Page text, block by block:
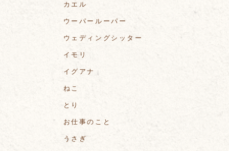
カエル
ウーパールーパー
ウェディングシッター
イモリ
イグアナ
ねこ
とり
お仕事のこと
うさぎ